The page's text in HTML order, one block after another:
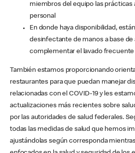
miembros del equipo las prácticas
personal
En donde haya disponibilidad,
desinfectante de manos a base de
complementar el lavado
También estamos proporcionando
restaurantes para que puedan manejar
relacionadas con el COVID-19 y les
actualizaciones más recientes sobre
por las autoridades de salud federales.
todas las medidas de salud que hemos
ajustándolas según corresponda